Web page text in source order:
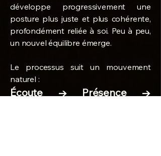
développe progressivement une
posture plus juste et plus cohérente,
profondément reliée à soi. Peu à peu,
un nouvel équilibre émerge.
Le processus suit un mouvement
naturel :
Écoute → Présence →